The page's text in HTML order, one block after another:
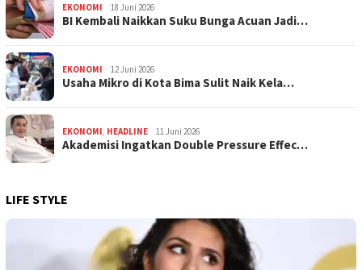
EKONOMI 18 Juni 2026
BI Kembali Naikkan Suku Bunga Acuan Jadi…
EKONOMI 12 Juni 2026
Usaha Mikro di Kota Bima Sulit Naik Kela…
EKONOMI, HEADLINE 11 Juni 2026
Akademisi Ingatkan Double Pressure Effec…
LIFE STYLE